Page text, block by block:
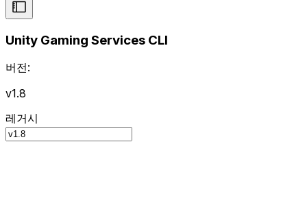
Unity Gaming Services CLI
버전:
v1.8
레거시